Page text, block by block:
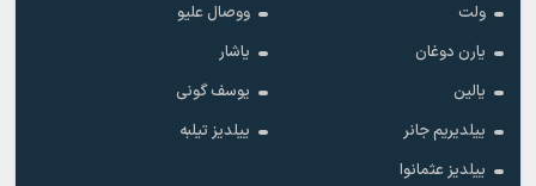
ولت
ووصال علیو
یارن دوغان
یاشار
یالین
یوسف گونی
ییلدیریم جانر
ییلدیز تیلبه
ییلدیز عثمانوا